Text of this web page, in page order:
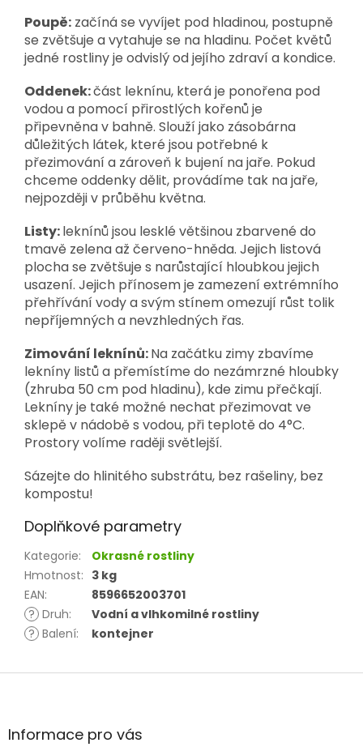
Poupě: začíná se vyvíjet pod hladinou, postupně
se zvětšuje a vytahuje se na hladinu. Počet květů
jedné rostliny je odvislý od jejího zdraví a kondice.
Oddenek:část leknínu, která je ponořena pod
vodou a pomocí přirostlých kořenů je
připevněna v bahně. Slouží jako zásobárna
důležitých látek, které jsou potřebné k
přezimování a zároveň k bujení na jaře. Pokud
chceme oddenky dělit, provádíme tak na jaře,
nejpozději v průběhu května.
Listy:leknínů jsou lesklé většinou zbarvené do
tmavě zelena až červeno-hněda. Jejich listová
plocha se zvětšuje s narůstající hloubkou jejich
usazení. Jejich přínosem je zamezení extrémního
přehřívání vody a svým stínem omezují růst tolik
nepříjemných a nevzhledných řas.
Zimování leknínů:Na začátku zimy zbavíme
lekníny listů a přemístíme do nezámrzné hloubky
(zhruba 50 cm pod hladinu), kde zimu přečkají.
Lekníny je také možné nechat přezimovat ve
sklepě v nádobě s vodou, při teplotě do 4°C.
Prostory volíme raději světlejší.
Sázejte do hlinitého substrátu, bez rašeliny, bez
kompostu!
Doplňkové parametry
Kategorie:
Okrasné rostliny
Hmotnost: 3 kg
EAN:
8596652003701
? Druh:
Vodní a vlhkomilné rostliny
? Balení: kontejner
Z
aInformace pro vás